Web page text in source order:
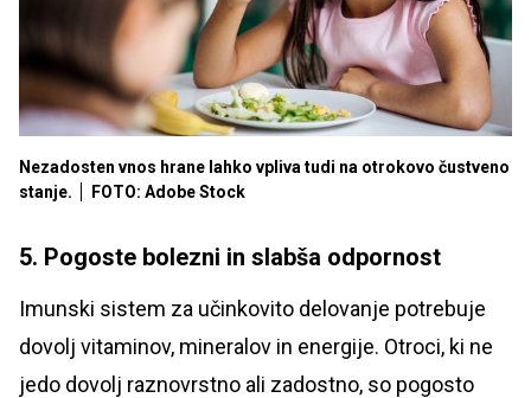
Nezadosten vnos hrane lahko vpliva tudi na otrokovo čustveno
stanje.
FOTO: Adobe Stock
5. Pogoste bolezni in slabša odpornost
Imunski sistem za učinkovito delovanje potrebuje
dovolj vitaminov, mineralov in energije. Otroci, ki ne
jedo dovolj raznovrstno ali zadostno, so pogosto